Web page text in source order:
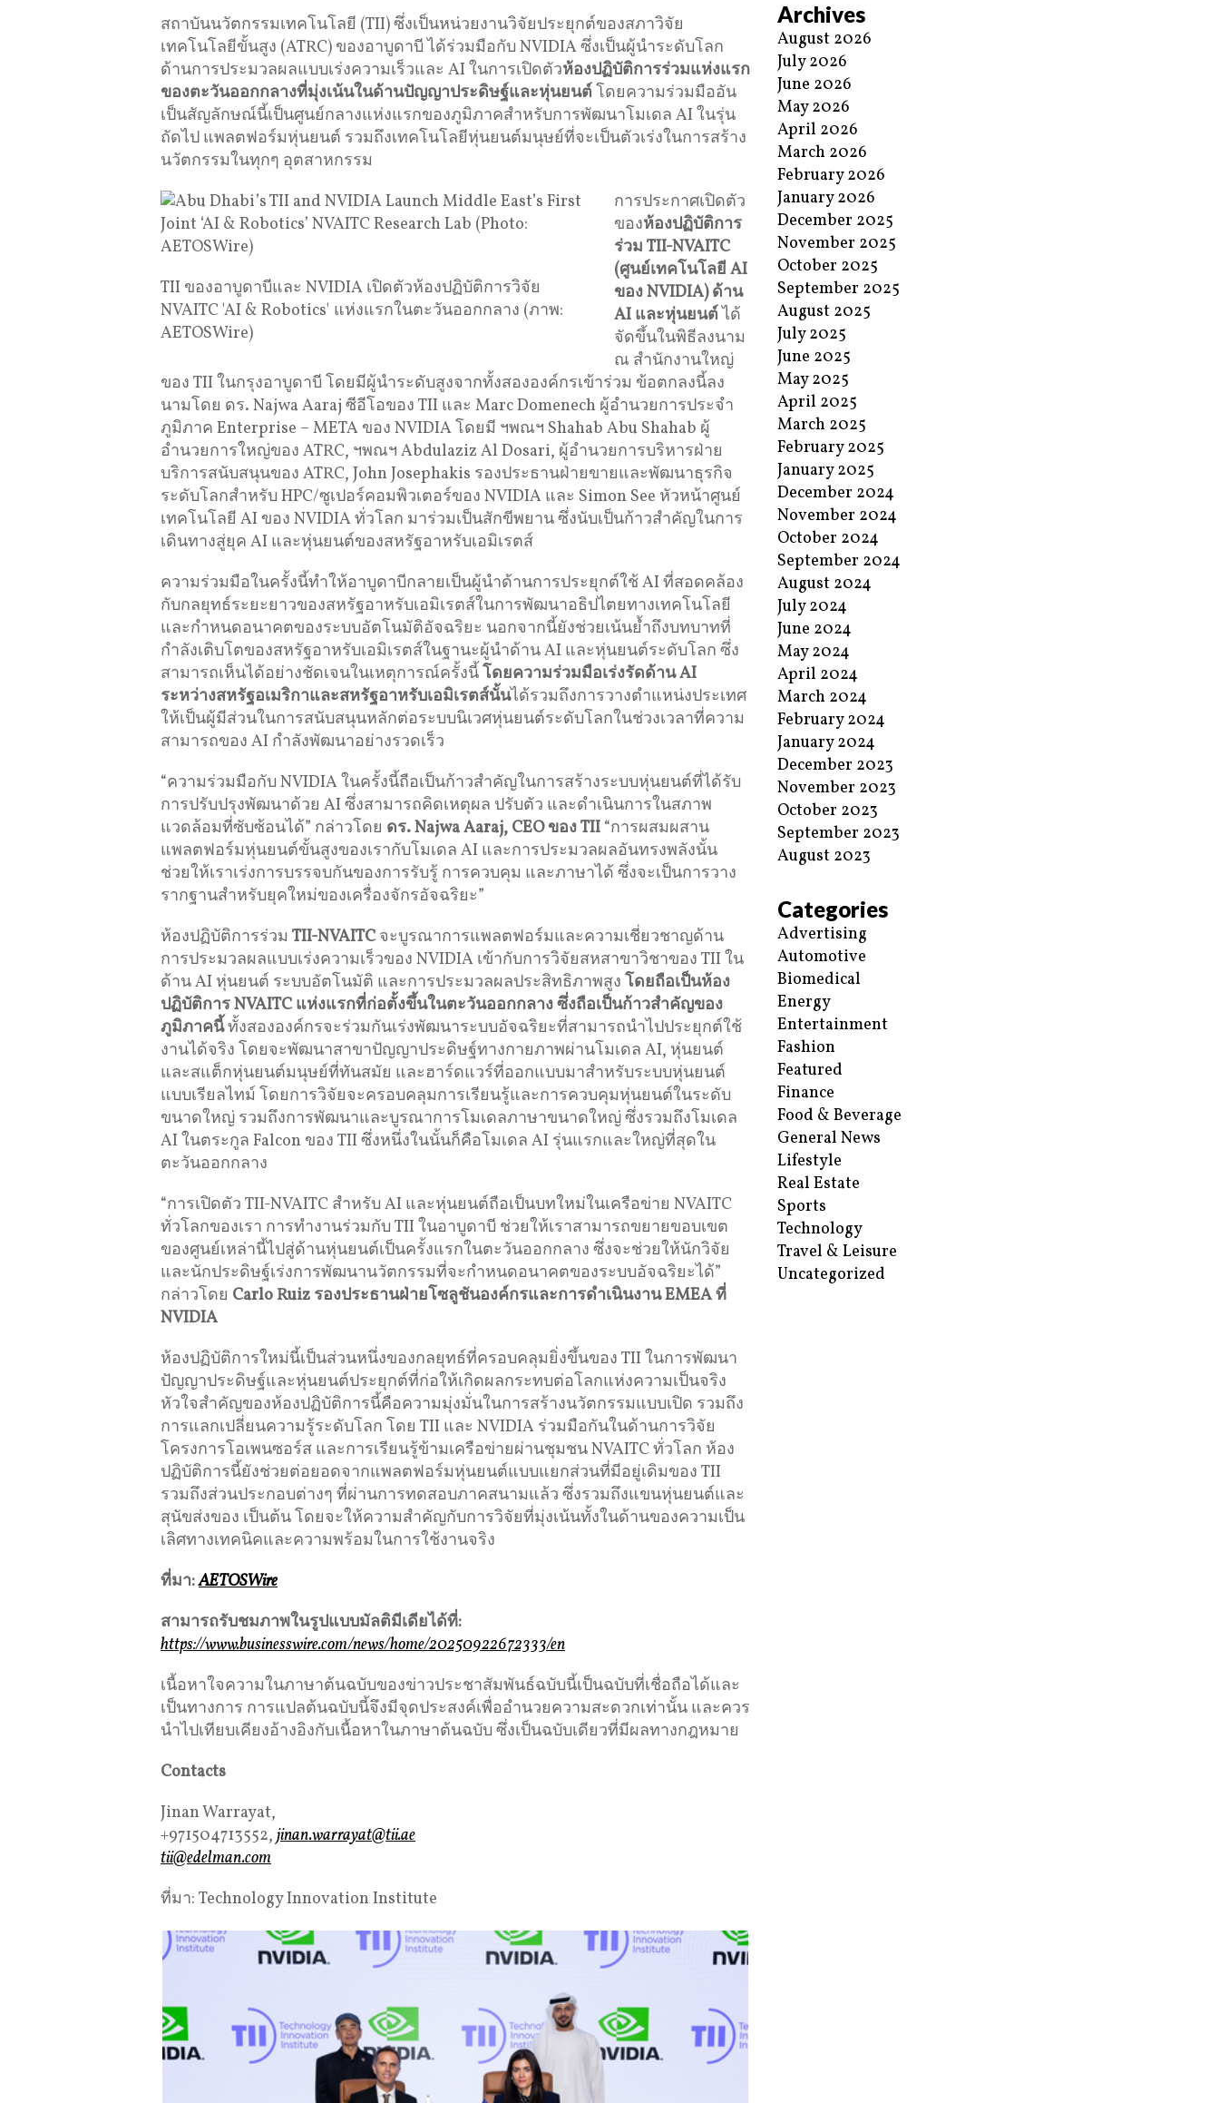
สถาบันนวัตกรรมเทคโนโลยี (TII) ซึ่งเป็นหน่วยงานวิจัยประยุกต์ของสภาวิจัย
เทคโนโลยีขั้นสูง (ATRC) ของอาบูดาบี ได้ร่วมมือกับ NVIDIA ซึ่งเป็นผู้นำระดับโลก
ด้านการประมวลผลแบบเร่งความเร็วและ AI ในการเปิดตัวห้องปฏิบัติการร่วมแห่งแรก
ของตะวันออกกลางที่มุ่งเน้นในด้านปัญญาประดิษฐ์และหุ่นยนต์ โดยความร่วมมืออัน
เป็นสัญลักษณ์นี้เป็นศูนย์กลางแห่งแรกของภูมิภาคสำหรับการพัฒนาโมเดล AI ในรุ่น
ถัดไป แพลตฟอร์มหุ่นยนต์ รวมถึงเทคโนโลยีหุ่นยนต์มนุษย์ที่จะเป็นตัวเร่งในการสร้าง
นวัตกรรมในทุกๆ อุตสาหกรรม
TII ของอาบูดาบีและ NVIDIA เปิดตัวห้องปฏิบัติการวิจัย
NVAITC 'AI & Robotics' แห่งแรกในตะวันออกกลาง (ภาพ:
AETOSWire)
การประกาศเปิดตัว
ของห้องปฏิบัติการ
ร่วม TII-NVAITC
(ศูนย์เทคโนโลยี AI
ของNVIDIA)ด้าน
AI และหุ่นยนต์ได้
จัดขึ้นในพิธีลงนาม
ณ สำนักงานใหญ่
ของ TII ในกรุงอาบูดาบี โดยมีผู้นำระดับสูงจากทั้งสององค์กรเข้าร่วม ข้อตกลงนี้ลง
นามโดย ดร. Najwa Aaraj ซีอีโอของ TII และ Marc Domenech ผู้อำนวยการประจำ
ภูมิภาค Enterprise – META ของ NVIDIA โดยมี ฯพณฯ Shahab Abu Shahab ผู้
อำนวยการใหญ่ของ ATRC, ฯพณฯ Abdulaziz Al Dosari, ผู้อำนวยการบริหารฝ่าย
บริการสนับสนุนของ ATRC, John Josephakis รองประธานฝ่ายขายและพัฒนาธุรกิจ
ระดับโลกสำหรับ HPC/ซูเปอร์คอมพิวเตอร์ของ NVIDIA และ Simon See หัวหน้าศูนย์
เทคโนโลยี AI ของ NVIDIA ทั่วโลก มาร่วมเป็นสักขีพยาน ซึ่งนับเป็นก้าวสำคัญในการ
เดินทางสู่ยุค AI และหุ่นยนต์ของสหรัฐอาหรับเอมิเรตส์
ความร่วมมือในครั้งนี้ทำให้อาบูดาบีกลายเป็นผู้นำด้านการประยุกต์ใช้ AI ที่สอดคล้อง
กับกลยุทธ์ระยะยาวของสหรัฐอาหรับเอมิเรตส์ในการพัฒนาอธิปไตยทางเทคโนโลยี
และกำหนดอนาคตของระบบอัตโนมัติอัจฉริยะ นอกจากนี้ยังช่วยเน้นย้ำถึงบทบาทที่
กำลังเติบโตของสหรัฐอาหรับเอมิเรตส์ในฐานะผู้นำด้าน AI และหุ่นยนต์ระดับโลก ซึ่ง
สามารถเห็นได้อย่างชัดเจนในเหตุการณ์ครั้งนี้โดยความร่วมมือเร่งรัดด้านAI
ระหว่างสหรัฐอเมริกาและสหรัฐอาหรับเอมิเรตส์นั้นได้รวมถึงการวางตำแหน่งประเทศ
ให้เป็นผู้มีส่วนในการสนับสนุนหลักต่อระบบนิเวศหุ่นยนต์ระดับโลกในช่วงเวลาที่ความ
สามารถของ AI กำลังพัฒนาอย่างรวดเร็ว
“ความร่วมมือกับ NVIDIA ในครั้งนี้ถือเป็นก้าวสำคัญในการสร้างระบบหุ่นยนต์ที่ได้รับ
การปรับปรุงพัฒนาด้วย AI ซึ่งสามารถคิดเหตุผล ปรับตัว และดำเนินการในสภาพ
แวดล้อมที่ซับซ้อนได้” กล่าวโดย ดร. Najwa Aaraj, CEOของTII “การผสมผสาน
แพลตฟอร์มหุ่นยนต์ขั้นสูงของเรากับโมเดล AI และการประมวลผลอันทรงพลังนั้น
ช่วยให้เราเร่งการบรรจบกันของการรับรู้ การควบคุม และภาษาได้ ซึ่งจะเป็นการวาง
รากฐานสำหรับยุคใหม่ของเครื่องจักรอัจฉริยะ”
ห้องปฏิบัติการร่วม TII-NVAITC จะบูรณาการแพลตฟอร์มและความเชี่ยวชาญด้าน
การประมวลผลแบบเร่งความเร็วของ NVIDIA เข้ากับการวิจัยสหสาขาวิชาของ TII ใน
ด้าน AI หุ่นยนต์ ระบบอัตโนมัติ และการประมวลผลประสิทธิภาพสูง โดยถือเป็นห้อง
ปฏิบัติการNVAITC แห่งแรกที่ก่อตั้งขึ้นในตะวันออกกลางซึ่งถือเป็นก้าวสำคัญของ
ภูมิภาคนี้ทั้งสององค์กรจะร่วมกันเร่งพัฒนาระบบอัจฉริยะที่สามารถนำไปประยุกต์ใช้
งานได้จริง โดยจะพัฒนาสาขาปัญญาประดิษฐ์ทางกายภาพผ่านโมเดล AI, หุ่นยนต์
และสแต็กหุ่นยนต์มนุษย์ที่ทันสมัย และฮาร์ดแวร์ที่ออกแบบมาสำหรับระบบหุ่นยนต์
แบบเรียลไทม์ โดยการวิจัยจะครอบคลุมการเรียนรู้และการควบคุมหุ่นยนต์ในระดับ
ขนาดใหญ่ รวมถึงการพัฒนาและบูรณาการโมเดลภาษาขนาดใหญ่ ซึ่งรวมถึงโมเดล
AI ในตระกูล Falcon ของ TII ซึ่งหนึ่งในนั้นก็คือโมเดล AI รุ่นแรกและใหญ่ที่สุดใน
ตะวันออกกลาง
“การเปิดตัว TII-NVAITC สำหรับ AI และหุ่นยนต์ถือเป็นบทใหม่ในเครือข่าย NVAITC
ทั่วโลกของเรา การทำงานร่วมกับ TII ในอาบูดาบี ช่วยให้เราสามารถขยายขอบเขต
ของศูนย์เหล่านี้ไปสู่ด้านหุ่นยนต์เป็นครั้งแรกในตะวันออกกลาง ซึ่งจะช่วยให้นักวิจัย
และนักประดิษฐ์เร่งการพัฒนานวัตกรรมที่จะกำหนดอนาคตของระบบอัจฉริยะได้”
กล่าวโดย Carlo Ruiz รองประธานฝ่ายโซลูชันองค์กรและการดำเนินงานEMEAที่
NVIDIA
ห้องปฏิบัติการใหม่นี้เป็นส่วนหนึ่งของกลยุทธ์ที่ครอบคลุมยิ่งขึ้นของ TII ในการพัฒนา
ปัญญาประดิษฐ์และหุ่นยนต์ประยุกต์ที่ก่อให้เกิดผลกระทบต่อโลกแห่งความเป็นจริง
หัวใจสำคัญของห้องปฏิบัติการนี้คือความมุ่งมั่นในการสร้างนวัตกรรมแบบเปิด รวมถึง
การแลกเปลี่ยนความรู้ระดับโลก โดย TII และ NVIDIA ร่วมมือกันในด้านการวิจัย
โครงการโอเพนซอร์ส และการเรียนรู้ข้ามเครือข่ายผ่านชุมชน NVAITC ทั่วโลก ห้อง
ปฏิบัติการนี้ยังช่วยต่อยอดจากแพลตฟอร์มหุ่นยนต์แบบแยกส่วนที่มีอยู่เดิมของ TII
รวมถึงส่วนประกอบต่างๆ ที่ผ่านการทดสอบภาคสนามแล้ว ซึ่งรวมถึงแขนหุ่นยนต์และ
สุนัขส่งของ เป็นต้น โดยจะให้ความสำคัญกับการวิจัยที่มุ่งเน้นทั้งในด้านของความเป็น
เลิศทางเทคนิคและความพร้อมในการใช้งานจริง
ที่มา:AETOSWire
สามารถรับชมภาพในรูปแบบมัลติมีเดียได้ที่:
https://www.businesswire.com/news/home/20250922672333/en
เนื้อหาใจความในภาษาต้นฉบับของข่าวประชาสัมพันธ์ฉบับนี้เป็นฉบับที่เชื่อถือได้และ
เป็นทางการ การแปลต้นฉบับนี้จึงมีจุดประสงค์เพื่ออำนวยความสะดวกเท่านั้น และควร
นำไปเทียบเคียงอ้างอิงกับเนื้อหาในภาษาต้นฉบับ ซึ่งเป็นฉบับเดียวที่มีผลทางกฎหมาย
Contacts
Jinan Warrayat,
+971504713552, jinan.warrayat@tii.ae
tii@edelman.com
ที่มา: Technology Innovation Institute
Archives
August 2026
July 2026
June 2026
May 2026
April 2026
March 2026
February 2026
January 2026
December 2025
November 2025
October 2025
September 2025
August 2025
July 2025
June 2025
May 2025
April 2025
March 2025
February 2025
January 2025
December 2024
November 2024
October 2024
September 2024
August 2024
July 2024
June 2024
May 2024
April 2024
March 2024
February 2024
January 2024
December 2023
November 2023
October 2023
September 2023
August 2023
Categories
Advertising
Automotive
Biomedical
Energy
Entertainment
Fashion
Featured
Finance
Food & Beverage
General News
Lifestyle
Real Estate
Sports
Technology
Travel & Leisure
Uncategorized